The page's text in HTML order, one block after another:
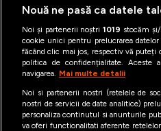
Nouă ne pasă ca datele
Noi și partenerii noștri1019 stocăm
cookie unici pentru prelucrarea
făcând clic mai jos, respectiv vă
politica de confidențialitate.
navigarea. Mai multe detalii
Noi si partenerii nostri (retelele de
nostri de servicii de date analitice)
personaliza continutul si anunturile
va oferi functionalitati aferente